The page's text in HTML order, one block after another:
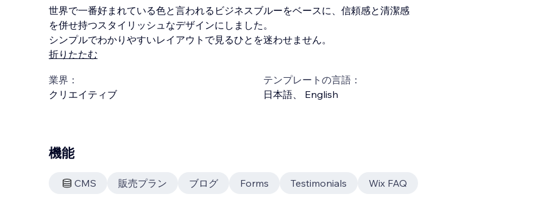
世界で一番好まれている色と言われるビジネスブルーをベースに、信頼感と清潔感
を併せ持つスタイリッシュなデザインにしました。
シンプルでわかりやすいレイアウトで見るひとを迷わせません。
折りたたむ
業界：
クリエイティブ
テンプレートの言語：
日本語、 English
機能
CMS 販売プラン ブログ Forms Testimonials Wix FAQ